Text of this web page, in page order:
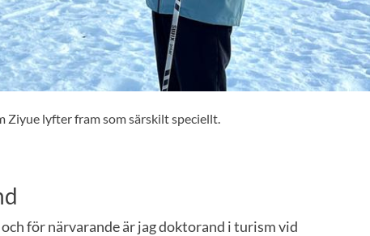
Ziyue lyfter fram som särskilt speciellt.
för närvarande är jag doktorand i turism vid